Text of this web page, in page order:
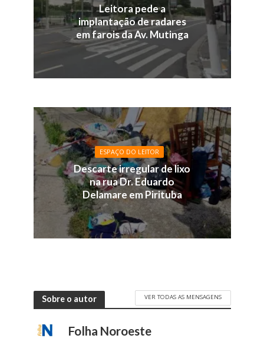
Leitora pede a
implantação de radares
em farois da Av. Mutinga
ESPAÇO DO LEITOR
Descarte irregular de lixo
na rua Dr. Eduardo
Delamare em Pirituba
Sobre o autor VER TODAS AS MENSAGENS
Folha Noroeste